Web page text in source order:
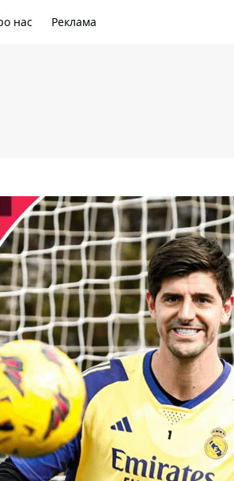
нас Реклама